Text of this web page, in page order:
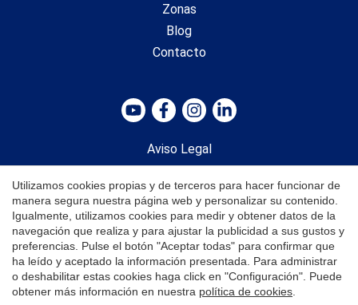
Zonas
Blog
Contacto
Aviso Legal
Política de Privacidad
Política de Cookies
barcelona
Utilizamos cookies propias y de terceros para hacer funcionar de
manera segura nuestra página web y personalizar su contenido.
Igualmente, utilizamos cookies para medir y obtener datos de la
navegación que realiza y para ajustar la publicidad a sus gustos y
preferencias. Pulse el botón "Aceptar todas" para confirmar que
ha leído y aceptado la información presentada. Para administrar
o deshabilitar estas cookies haga click en "Configuración". Puede
obtener más información en nuestra política de cookies